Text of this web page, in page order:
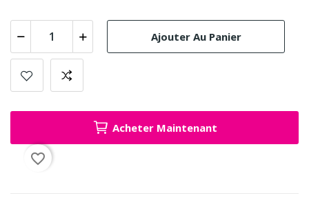
Ajouter Au Panier
Acheter Maintenant
favorite_border